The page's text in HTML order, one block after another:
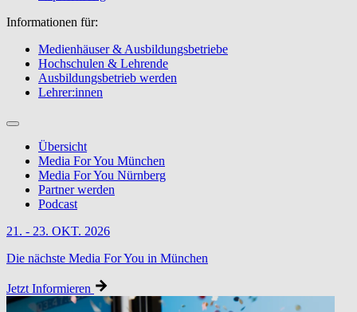
Informationen für:
Medienhäuser & Ausbildungsbetriebe
Hochschulen & Lehrende
Ausbildungsbetrieb werden
Lehrer:innen
Übersicht
Media For You München
Media For You Nürnberg
Partner werden
Podcast
21. - 23. OKT. 2026
Die nächste Media For You in München
Jetzt Informieren